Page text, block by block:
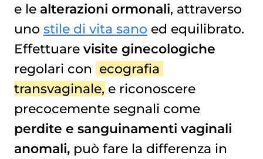
e le alterazioni ormonali, attraverso
uno stile di vita sano ed equilibrato.
Effettuare visite ginecologiche
regolari con ecografia
transvaginale, e riconoscere
precocemente segnali come
perdite e sanguinamenti vaginali
anomali,può fare la differenza in